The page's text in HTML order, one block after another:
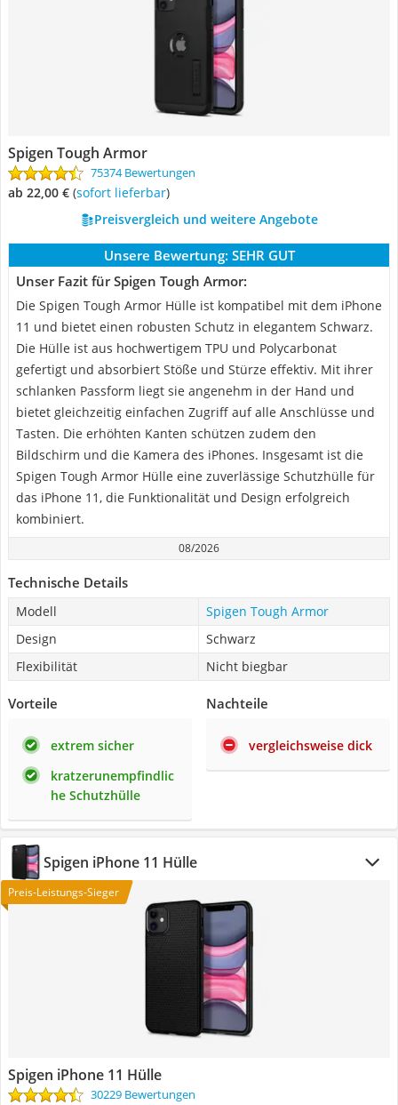
Spigen Tough Armor
75374 Bewertungen
ab 22,00 € ( Sofort lieferbar)
Preisvergleich und weitere Angebote
Unsere Bewertung: SEHR GUT
Unser Fazit für Spigen Tough Armor:
Die Spigen Tough Armor Hülle ist kompatibel mit dem iPhone
11 und bietet einen robusten Schutz in elegantem Schwarz.
Die Hülle ist aus hochwertigem TPU und Polycarbonat
gefertigt und absorbiert Stöße und Stürze effektiv. Mit ihrer
schlanken Passform liegt sie angenehm in der Hand und
bietet gleichzeitig einfachen Zugriff auf alle Anschlüsse und
Tasten. Die erhöhten Kanten schützen zudem den
Bildschirm und die Kamera des iPhones. Insgesamt ist die
Spigen Tough Armor Hülle eine zuverlässige Schutzhülle für
das iPhone 11, die Funktionalität und Design erfolgreich
kombiniert.
08/2026
Technische Details
Modell
Spigen Tough Armor
Design
Schwarz
Flexibilität
Nicht biegbar
Vorteile
extrem sicher
kratzerunempfindlic
he Schutzhülle
Nachteile
vergleichsweise dick
Spigen iPhone 11 Hülle
Preis-Leistungs-Sieger
Spigen iPhone 11 Hülle
30229 Bewertungen